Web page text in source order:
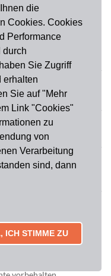
die
Cookies. Cookies
Performance
durch
Sie Zugriff
erhalten
Sie auf "Mehr
Link "Cookies"
zu
von
Verarbeitung
sind, dann
ICH STIMME ZU